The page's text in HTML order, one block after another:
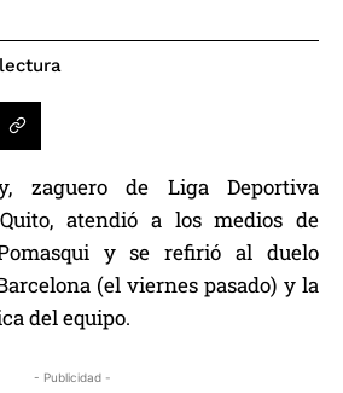
zaguero de Liga Deportiva
atendió a los medios de
y se refirió al duelo
(el viernes pasado) y la
del equipo.
- Publicidad -